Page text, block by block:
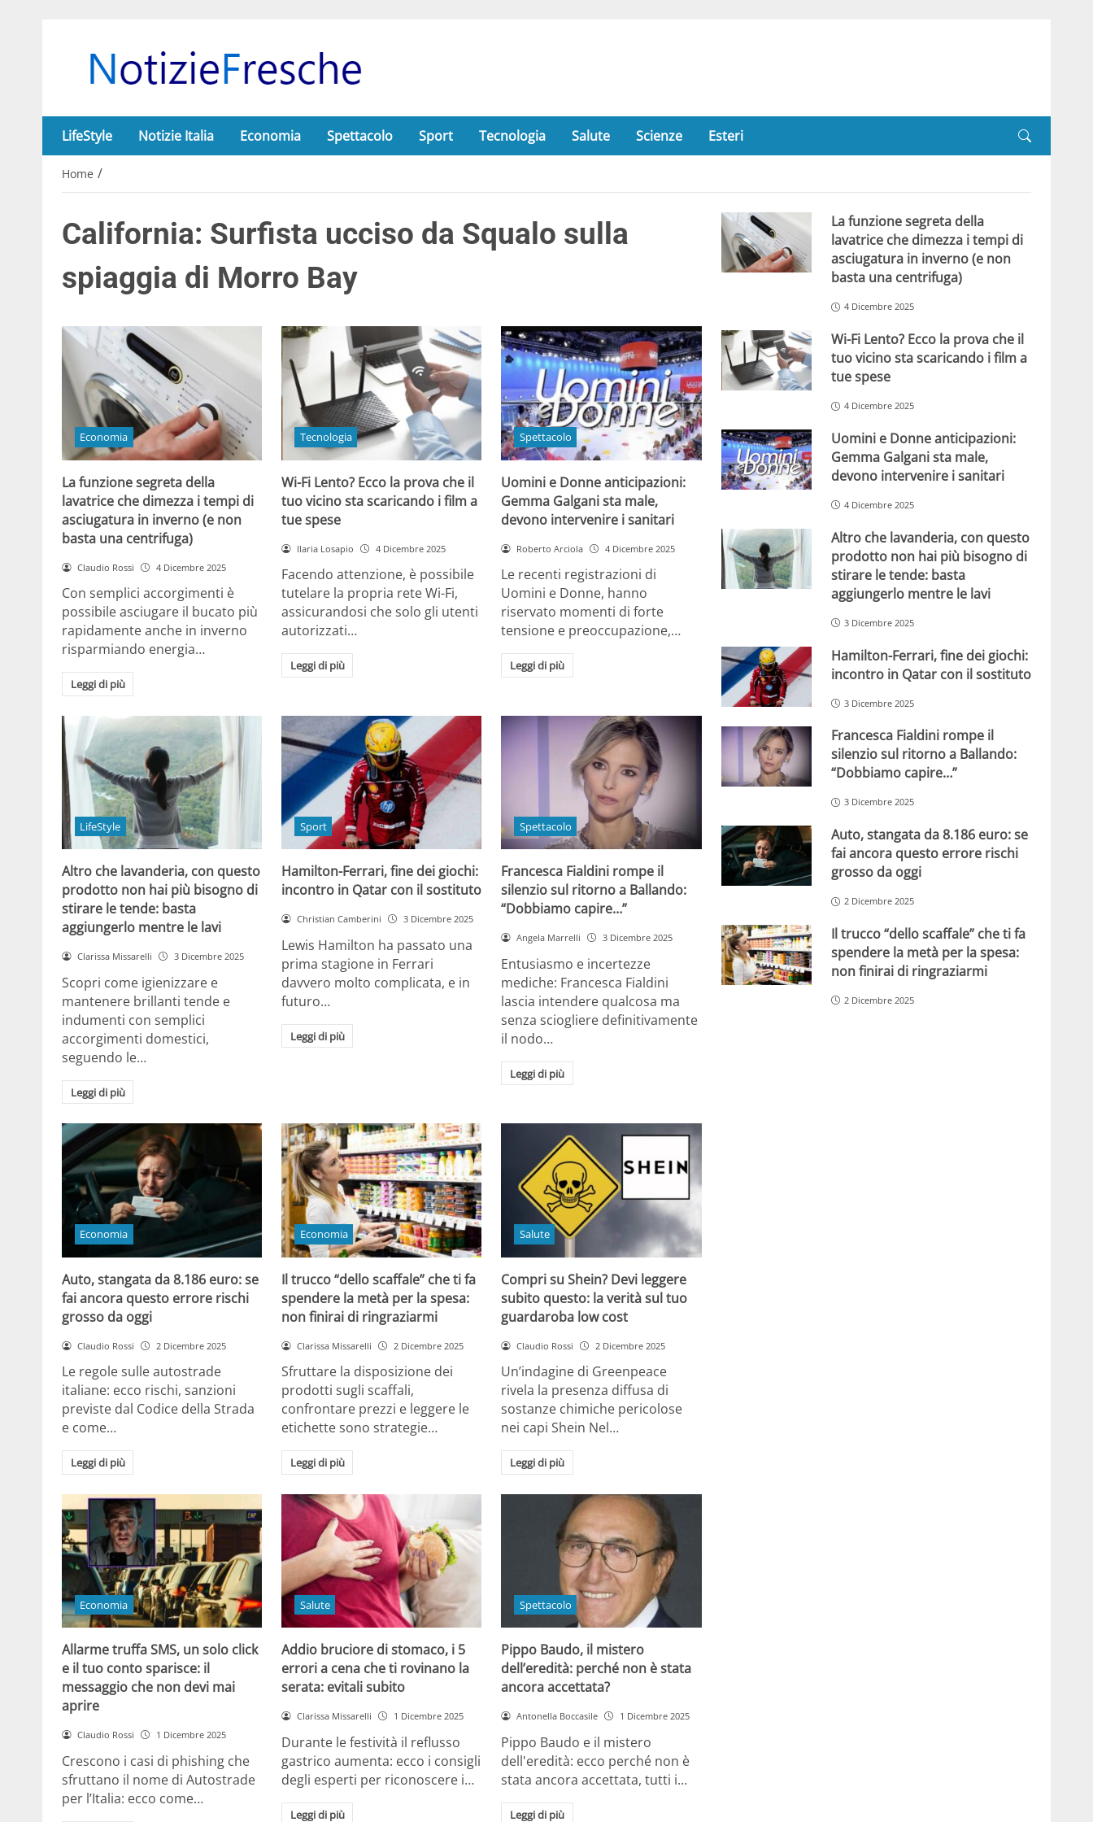
LifeStyle Notizie Italia Economia Spettacolo Sport Tecnologia Salute Scienze Esteri
Home /
California: Surfista ucciso da Squalo sulla
spiaggia di Morro Bay
Economia
La funzione segreta della
lavatrice che dimezza i tempi di
asciugatura in inverno (e non
basta una centrifuga)
Claudio Rossi 4 Dicembre 2025
Con semplici accorgimenti è
possibile asciugare il bucato più
rapidamente anche in inverno
risparmiando energia…
Leggi di più
Tecnologia
Wi-Fi Lento? Ecco la prova che il
tuo vicino sta scaricando i film a
tue spese
Ilaria Losapio 4 Dicembre 2025
Facendo attenzione, è possibile
tutelare la propria rete Wi-Fi,
assicurandosi che solo gli utenti
autorizzati…
Leggi di più
Spettacolo
Uomini e Donne anticipazioni:
Gemma Galgani sta male,
devono intervenire i sanitari
Roberto Arciola 4 Dicembre 2025
Le recenti registrazioni di
Uomini e Donne, hanno
riservato momenti di forte
tensione e preoccupazione,…
Leggi di più
LifeStyle
Altro che lavanderia, con questo
prodotto non hai più bisogno di
stirare le tende: basta
aggiungerlo mentre le lavi
Clarissa Missarelli 3 Dicembre 2025
Scopri come igienizzare e
mantenere brillanti tende e
indumenti con semplici
accorgimenti domestici,
seguendo le…
Leggi di più
Sport
Hamilton-Ferrari, fine dei giochi:
incontro in Qatar con il sostituto
Christian Camberini 3 Dicembre 2025
Lewis Hamilton ha passato una
prima stagione in Ferrari
davvero molto complicata, e in
futuro…
Leggi di più
Spettacolo
Francesca Fialdini rompe il
silenzio sul ritorno a Ballando:
“Dobbiamo capire…”
Angela Marrelli 3 Dicembre 2025
Entusiasmo e incertezze
mediche: Francesca Fialdini
lascia intendere qualcosa ma
senza sciogliere definitivamente
il nodo…
Leggi di più
Economia
Auto, stangata da 8.186 euro: se
fai ancora questo errore rischi
grosso da oggi
Claudio Rossi 2 Dicembre 2025
Le regole sulle autostrade
italiane: ecco rischi, sanzioni
previste dal Codice della Strada
e come…
Leggi di più
Economia
Il trucco “dello scaffale” che ti fa
spendere la metà per la spesa:
non finirai di ringraziarmi
Clarissa Missarelli 2 Dicembre 2025
Sfruttare la disposizione dei
prodotti sugli scaffali,
confrontare prezzi e leggere le
etichette sono strategie…
Leggi di più
Salute
Compri su Shein? Devi leggere
subito questo: la verità sul tuo
guardaroba low cost
Claudio Rossi 2 Dicembre 2025
Un’indagine di Greenpeace
rivela la presenza diffusa di
sostanze chimiche pericolose
nei capi Shein Nel…
Leggi di più
Economia
Allarme truffa SMS, un solo click
e il tuo conto sparisce: il
messaggio che non devi mai
aprire
Claudio Rossi 1 Dicembre 2025
Crescono i casi di phishing che
sfruttano il nome di Autostrade
per l’Italia: ecco come…
Salute
Addio bruciore di stomaco, i 5
errori a cena che ti rovinano la
serata: evitali subito
Clarissa Missarelli 1 Dicembre 2025
Durante le festività il reflusso
gastrico aumenta: ecco i consigli
degli esperti per riconoscere i…
Leggi di più
Spettacolo
Pippo Baudo, il mistero
dell’eredità: perché non è stata
ancora accettata?
Antonella Boccasile 1 Dicembre 2025
Pippo Baudo e il mistero
dell'eredità: ecco perché non è
stata ancora accettata, tutti i…
Leggi di più
La funzione segreta della
lavatrice che dimezza i tempi di
asciugatura in inverno (e non
basta una centrifuga)
4 Dicembre 2025
Wi-Fi Lento? Ecco la prova che il
tuo vicino sta scaricando i film a
tue spese
4 Dicembre 2025
Uomini e Donne anticipazioni:
Gemma Galgani sta male,
devono intervenire i sanitari
4 Dicembre 2025
Altro che lavanderia, con questo
prodotto non hai più bisogno di
stirare le tende: basta
aggiungerlo mentre le lavi
3 Dicembre 2025
Hamilton-Ferrari, fine dei giochi:
incontro in Qatar con il sostituto
3 Dicembre 2025
Francesca Fialdini rompe il
silenzio sul ritorno a Ballando:
“Dobbiamo capire…”
3 Dicembre 2025
Auto, stangata da 8.186 euro: se
fai ancora questo errore rischi
grosso da oggi
2 Dicembre 2025
Il trucco “dello scaffale” che ti fa
spendere la metà per la spesa:
non finirai di ringraziarmi
2 Dicembre 2025